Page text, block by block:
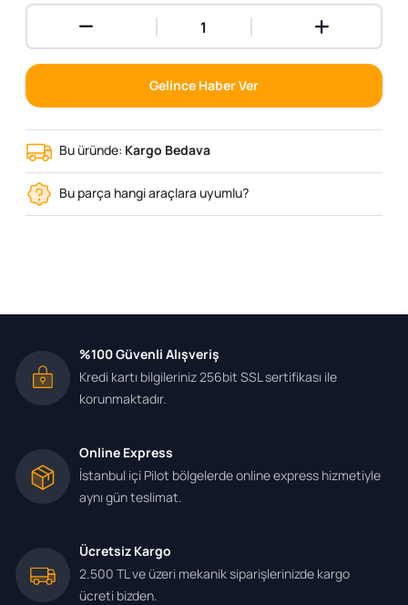
Gelince Haber Ver
Bu üründe: Kargo Bedava
Bu parça hangi araçlara uyumlu?
%100 Güvenli Alışveriş
Kredi kartı bilgileriniz 256bit SSL sertifikası ile
korunmaktadır.
Online Express
İstanbul içi Pilot bölgelerde online express hizmetiyle
aynı gün teslimat.
Ücretsiz Kargo
2.500 TL ve üzeri mekanik siparişlerinizde kargo
ücreti bizden.